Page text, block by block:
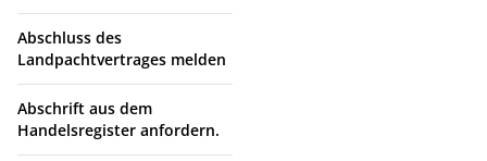
Abschluss des
Landpachtvertrages melden
Abschrift aus dem
Handelsregister anfordern.